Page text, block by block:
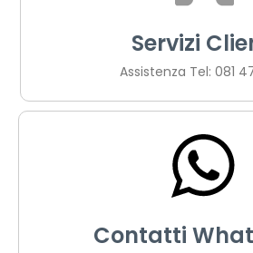
Servizi
Assistenza Tel: 081
Contatti